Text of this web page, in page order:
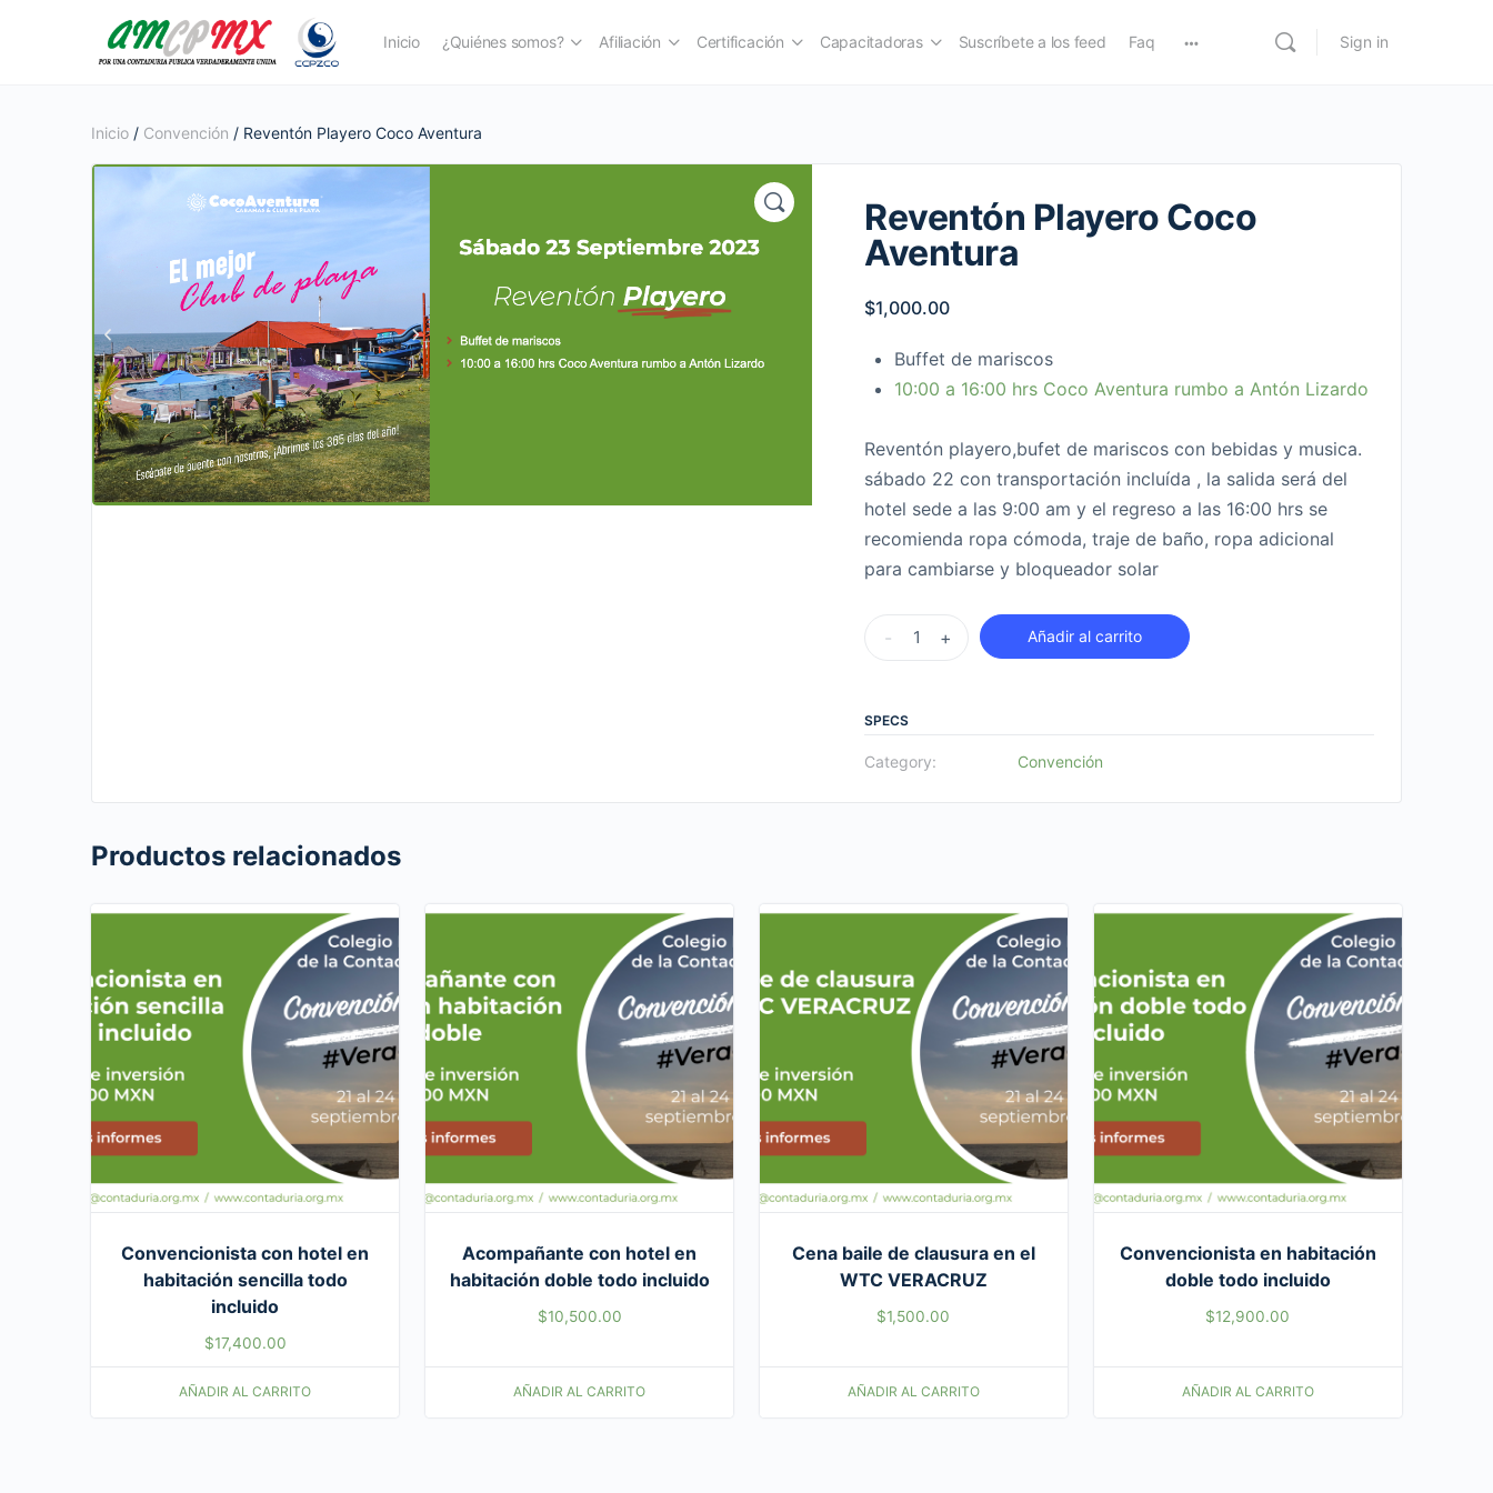
Inicio ¿Quiénes somos? Afiliación Certificación Capacitadoras Suscríbete a los feed Faq Sign in
Inicio / Convención / Reventón Playero Coco Aventura
Reventón Playero Coco
Aventura
$1,000.00
Buffet de mariscos
10:00 a 16:00 hrs Coco Aventura rumbo a Antón Lizardo
Reventón playero,bufet de mariscos con bebidas y musica.
sábado 22 con transportación incluída , la salida será del
hotel sede a las 9:00 am y el regreso a las 16:00 hrs se
recomienda ropa cómoda, traje de baño, ropa adicional
para cambiarse y bloqueador solar
Reventón
Playero
Aventura
- + Añadir al carrito
SPECS
Category: Convención
Productos relacionados
Convencionista con hotel en
habitación sencilla todo
incluido
$17,400.00
AÑADIR AL CARRITO
Acompañante con hotel en
habitación doble todo incluido
$10,500.00
AÑADIR AL CARRITO
Cena baile de clausura en el
WTC VERACRUZ
$1,500.00
AÑADIR AL CARRITO
Convencionista en habitación
doble todo incluido
$12,900.00
AÑADIR AL CARRITO